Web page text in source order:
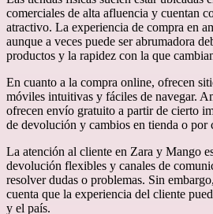
comerciales de alta afluencia y cuentan
atractivo. La experiencia de compra en
aunque a veces puede ser abrumadora
productos y la rapidez con la que
En cuanto a la compra online, ofrecen
móviles intuitivas y fáciles de navegar.
ofrecen envío gratuito a partir de cierto
de devolución y cambios en tienda o por
La atención al cliente en Zara y Mango
devolución flexibles y canales de
resolver dudas o problemas. Sin
cuenta que la experiencia del cliente
y el país.